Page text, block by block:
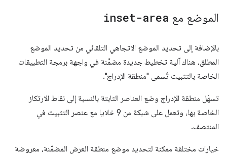
الموضع مع inset-area
بالإضافة إلى تحديد الموضع الاتجاهي التلقائي من تحديد الموضع
المطلق، هناك آلية تخطيط جديدة مضمَّنة في واجهة برمجة التطبيقات
الخاصة بالتثبيت تُسمى "منطقة الإدراج".
تسهّل منطقة الإدراج وضع العناصر الثابتة بالنسبة إلى نقاط الارتكاز
الخاصة بها، وتعمل على شبكة من 9 خلايا مع عنصر التثبيت في
المنتصف.
خيارات مختلفة ممكنة لتحديد موضع منطقة العرض المضمّنة، معروضة